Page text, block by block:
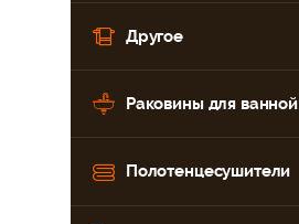
Другое
Раковины для ванной
Полотенцесушители